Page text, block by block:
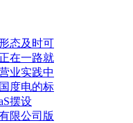
态及时可
在一路就
业实践中
度电的标
摆设
限公司版